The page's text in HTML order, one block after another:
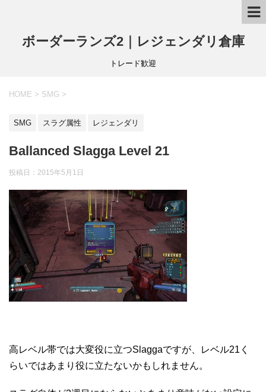
ボーダーランズ2｜レジェンダリ倉庫
トレード歓迎
HOME > SMG >
SMG スラグ属性 レジェンダリ
Ballanced Slagga Level 21
投稿日： 2015年5月1日
高レベル帯では大変役に立つSlaggaですが、レベル21く
らいではあまり役に立たないかもしれません。